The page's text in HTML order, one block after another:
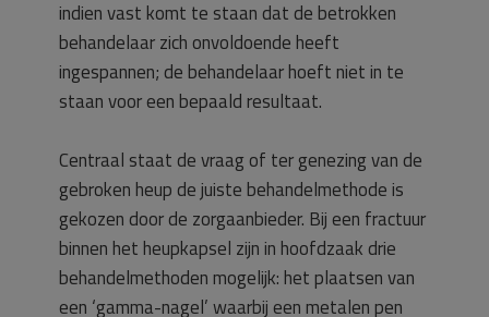
indien vast komt te staan dat de betrokken
behandelaar zich onvoldoende heeft
ingespannen; de behandelaar hoeft niet in te
staan voor een bepaald resultaat.
Centraal staat de vraag of ter genezing van de
gebroken heup de juiste behandelmethode is
gekozen door de zorgaanbieder. Bij een fractuur
binnen het heupkapsel zijn in hoofdzaak drie
behandelmethoden mogelijk: het plaatsen van
een ‘gamma-nagel’ waarbij een metalen pen